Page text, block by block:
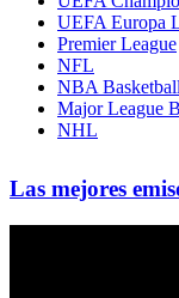
UEFA Europa
Premier League
NFL
NBA Basketball
Major League
NHL
Las mejores